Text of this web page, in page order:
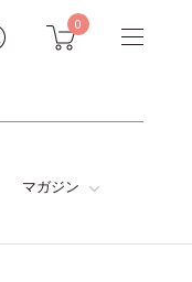
0
マガジン